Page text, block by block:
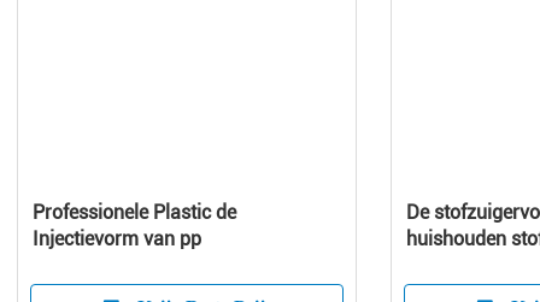
Professionele Plastic de
Injectievorm van pp
De
huishouden
van de